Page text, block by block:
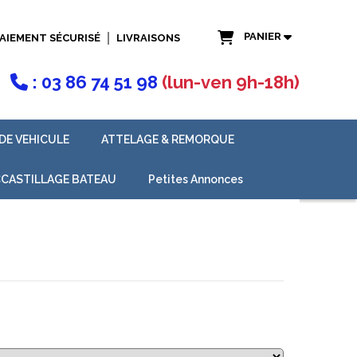
 : 03 86 74 51 98 (lun-ven 9h-18h)
SÉCURISÉ LIVRAISONS PANIER
VEHICULE ATTELAGE & REMORQUE
BATEAU Petites Annonces